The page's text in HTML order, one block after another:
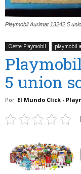
Playmobil Aurimat 13242 5
Oeste Playmobil playmobil
5 union
Por El Mundo Click -